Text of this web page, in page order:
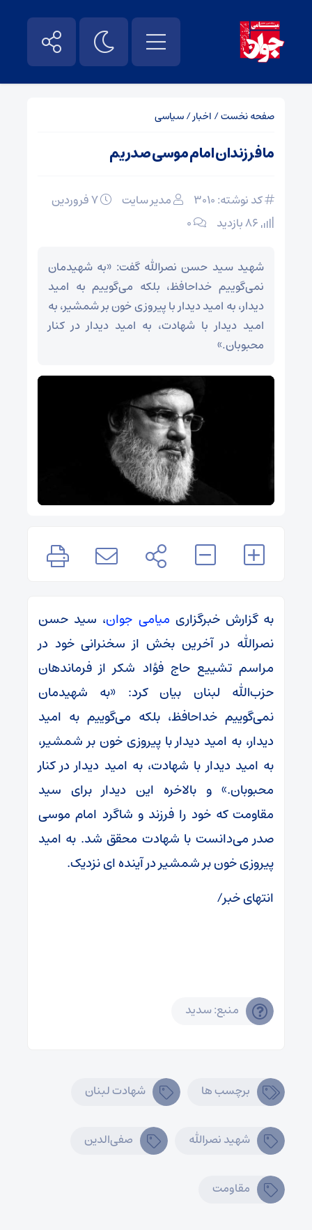
صفحه نخست/ اخبار/سیاسی
ما فرزندان امام موسی صدریم
کد نوشته: 3010 مدیر سایت
۰
شهید سید حسن نصرالله گفت: «به شهیدمان
نمی‌گوییم خداحافظ، بلکه می‌گوییم به امید
دیدار، به امید دیدار با پیروزی خون بر شمشیر، به
امید دیدار با شهادت، به امید دیدار در کنار
محبوبان.»
به گزارش خبرگزاری میامی جوان، سید حسن
نصرالله در آخرین بخش از سخنرانی خود در
مراسم تشییع حاج فؤاد شکر از فرماندهان
حزب‌الله لبنان بیان کرد: «به شهیدمان
نمی‌گوییم خداحافظ، بلکه می‌گوییم به امید
دیدار، به امید دیدار با پیروزی خون بر شمشیر،
به امید دیدار با شهادت، به امید دیدار در کنار
محبوبان.» و بالاخره این دیدار برای سید
مقاومت که خود را فرزند و شاگرد امام موسی
صدر می‌دانست با شهادت محقق شد. به امید
پیروزی خون بر شمشیر در آینده ای نزدیک.
انتهای خبر/
منبع: سدید
برچسب ها شهادت لبنان
شهید نصرالله صفی‌الدین
مقاومت